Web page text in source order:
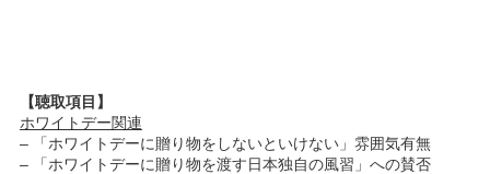
【聴取項目】
ホワイトデー関連
– 「ホワイトデーに贈り物をしないといけない」雰囲気有無
– 「ホワイトデーに贈り物を渡す日本独自の風習」への賛否